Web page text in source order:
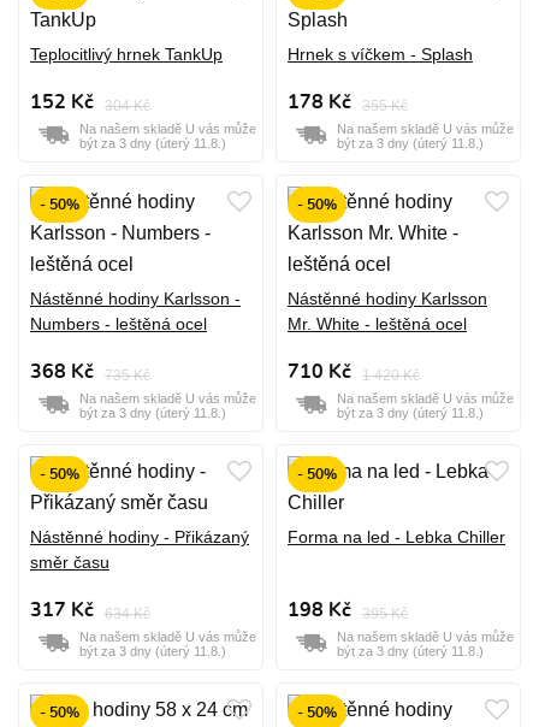
Teplocitlivý hrnek TankUp
152 Kč 304 Kč
Na našem skladě U vás může
být za 3 dny (úterý 11.8.)
Hrnek s víčkem - Splash
178 Kč 355 Kč
Na našem skladě U vás může
být za 3 dny (úterý 11.8.)
- 50%
Nástěnné hodiny Karlsson -
Numbers - leštěná ocel
368 Kč 735 Kč
Na našem skladě U vás může
být za 3 dny (úterý 11.8.)
- 50%
Nástěnné hodiny Karlsson
Mr. White - leštěná ocel
710 Kč 1 420 Kč
Na našem skladě U vás může
být za 3 dny (úterý 11.8.)
- 50%
Nástěnné hodiny - Přikázaný
směr času
317 Kč 634 Kč
Na našem skladě U vás může
být za 3 dny (úterý 11.8.)
- 50%
Forma na led - Lebka Chiller
198 Kč 395 Kč
Na našem skladě U vás může
být za 3 dny (úterý 11.8.)
- 50% - 50%